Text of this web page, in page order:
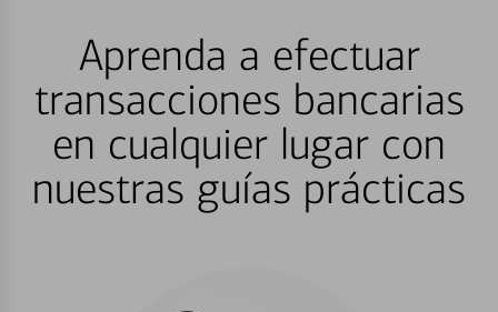
Aprenda a efectuar
transacciones bancarias
en cualquier lugar con
nuestras guías prácticas